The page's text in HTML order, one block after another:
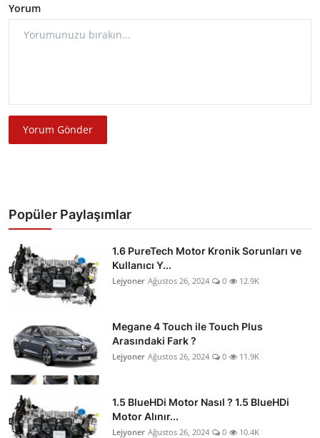
Yorum
Yorum Gönder
Popüler Paylaşımlar
1.6 PureTech Motor Kronik Sorunları ve
Kullanıcı Y...
Lejyoner Ağustos 26, 2024 0 12.9K
Megane 4 Touch ile Touch Plus
Arasındaki Fark ?
Lejyoner Ağustos 26, 2024 0 11.9K
1.5 BlueHDi Motor Nasıl ? 1.5 BlueHDi
Motor Alınır...
Lejyoner Ağustos 26, 2024 0 10.4K